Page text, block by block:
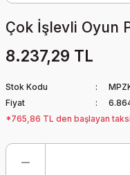
Çok İşlevli Oyun
8.237,29 TL
Stok Kodu
Fiyat
*765,86 TL den başlayan